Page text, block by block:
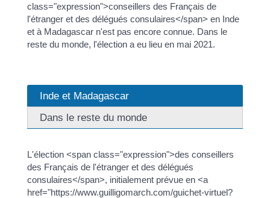
class="expression">conseillers des Français de
l'étranger et des délégués consulaires</span> en Inde
et à Madagascar n'est pas encore connue. Dans le
reste du monde, l'élection a eu lieu en mai 2021.
Inde et Madagascar
Dans le reste du monde
L'élection <span class="expression">des conseillers
des Français de l'étranger et des délégués
consulaires</span>, initialement prévue en <a
href="https://www.guilligomarch.com/guichet-virtuel?